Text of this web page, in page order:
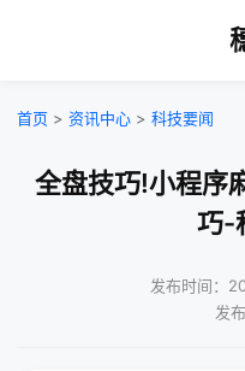
首页 > 资讯中心 > 科技要闻
全盘技巧!小程序
巧-
发布时间：
发